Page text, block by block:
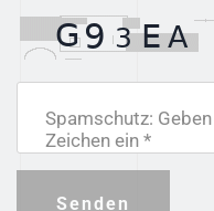
Spamschutz:
Zeichen ein *
Senden